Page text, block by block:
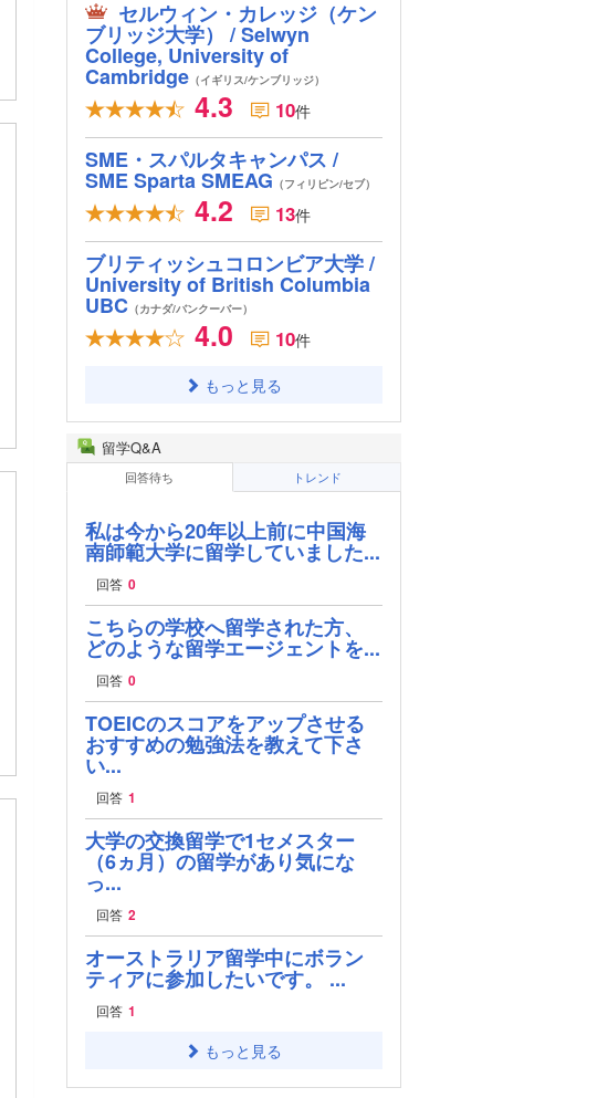
セルウィン・カレッジ（ケン
ブリッジ大学） / Selwyn
College, University of
Cambridge（イギリス/ケンブリッジ）
4.3 10件
SME・スパルタキャンパス /
SME Sparta SMEAG （フィリピン/セブ）
4.2 13件
ブリティッシュコロンビア大学 /
University of British Columbia
UBC（カナダ/バンクーバー）
4.0 10件
もっと見る
留学Q&A
回答待ち トレンド
私は今から20年以上前に中国海
南師範大学に留学していました...
回答 0
こちらの学校へ留学された方、
どのような留学エージェントを...
回答 0
TOEICのスコアをアップさせる
おすすめの勉強法を教えて下さ
い...
回答 1
大学の交換留学で1セメスター
（6ヵ月）の留学があり気にな
っ...
回答 2
オーストラリア留学中にボラン
ティアに参加したいです。 ...
回答 1
もっと見る